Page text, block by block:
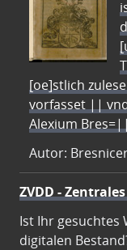
[oe]stlich
vorfasset ||
Alexium
Autor:
ZVDD -
Ist Ihr gesuchtes
digitalen